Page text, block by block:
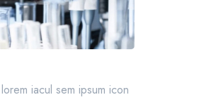
iacul sem ipsum icon